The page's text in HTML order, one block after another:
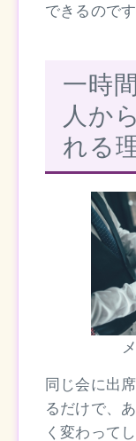
できるのです
一時
人か
れる
同じ会に出
るだけで、
く変わって